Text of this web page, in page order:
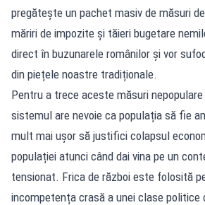
pregătește un pachet masiv de măsuri
măriri de impozite și tăieri bugetare
direct în buzunarele românilor și vor
din piețele noastre tradiționale.
Pentru a trece aceste măsuri
sistemul are nevoie ca populația să fie
mult mai ușor să justifici colapsul
populației atunci când dai vina pe un
tensionat. Frica de război este folosită
incompetența crasă a unei clase politice